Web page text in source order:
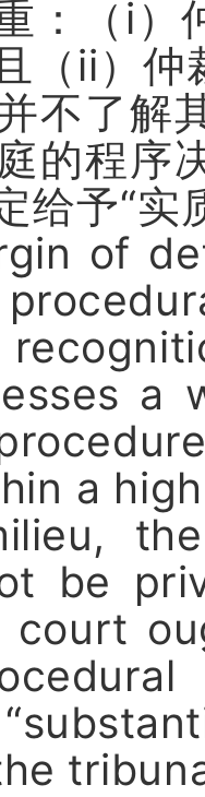
：（ i ）
（ii）仲
不了解
的程序
给予“实
of
a
a
be